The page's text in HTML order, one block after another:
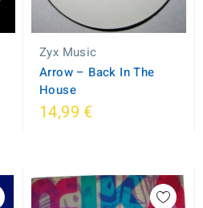
Zyx Music
Arrow ‎– Back In The
House
14,99 €